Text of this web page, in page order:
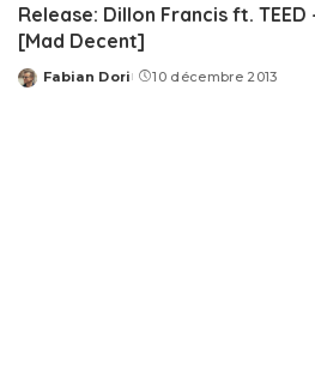
Release: Dillon Francis ft. TEED
[Mad Decent]
Posted
Fabian Dori 10 décembre 2013